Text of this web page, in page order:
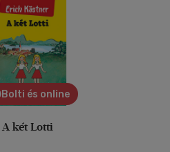
Bolti és online
A két Lotti